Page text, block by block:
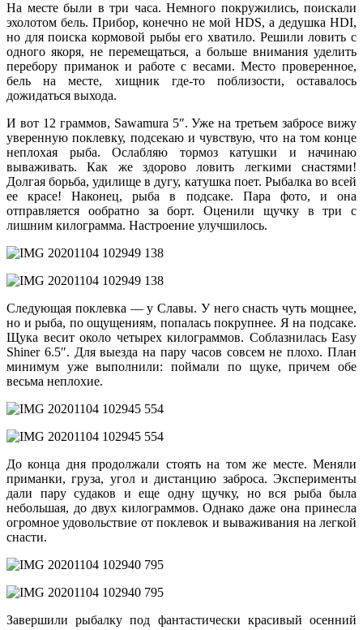
На месте были в три часа. Немного покружились, поискали
эхолотом бель. Прибор, конечно не мой HDS, а дедушка HDI,
но для поиска кормовой рыбы его хватило. Решили ловить с
одного якоря, не перемещаться, а больше внимания уделить
перебору приманок и работе с весами. Место проверенное,
бель на месте, хищник где-то поблизости, оставалось
дожидаться выхода.
И вот 12 граммов, Sawamura 5″. Уже на третьем забросе вижу
уверенную поклевку, подсекаю и чувствую, что на том конце
неплохая рыба. Ослабляю тормоз катушки и начинаю
вываживать. Как же здорово ловить легкими снастями!
Долгая борьба, удилище в дугу, катушка поет. Рыбалка во всей
ее красе! Наконец, рыба в подсаке. Пара фото, и она
отправляется ообратно за борт. Оценили щучку в три с
лишним килограмма. Настроение улучшилось.
Следующая поклевка — у Славы. У него снасть чуть мощнее,
но и рыба, по ощущениям, попалась покрупнее. Я на подсаке.
Щука весит около четырех килограммов. Соблазнилась Easy
Shiner 6.5″. Для выезда на пару часов совсем не плохо. План
минимум уже выполнили: поймали по щуке, причем обе
весьма неплохие.
До конца дня продолжали стоять на том же месте. Меняли
приманки, груза, угол и дистанцию заброса. Эксперименты
дали пару судаков и еще одну щучку, но вся рыба была
небольшая, до двух килограммов. Однако даже она принесла
огромное удовольствие от поклевок и вываживания на легкой
снасти.
Завершили рыбалку под фантастически красивый осенний